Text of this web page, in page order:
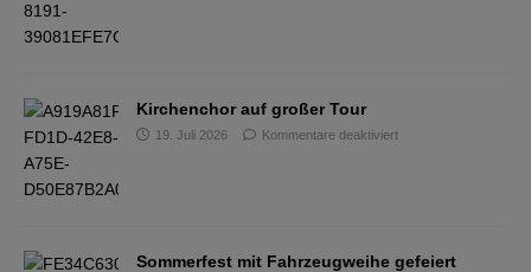
Kirchenchor auf großer Tour
19. Juli 2026 Kommentare deaktiviert
Sommerfest mit Fahrzeugweihe gefeiert